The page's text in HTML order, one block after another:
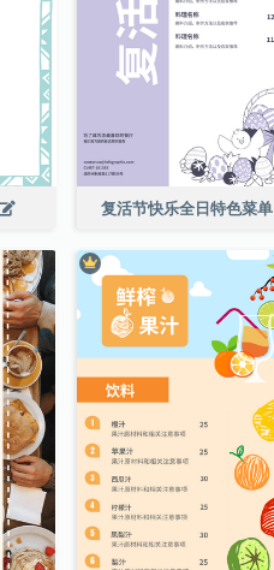
复活节快乐全日特色菜单